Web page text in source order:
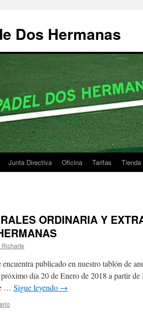
Dos Hermanas
Junta Directiva Oficina Tarifas Tienda
ORDINARIA Y
Richarte
publicado en nuestro tablón de
día 20 de Enero de 2018 a partir de
… Sigue leyendo →